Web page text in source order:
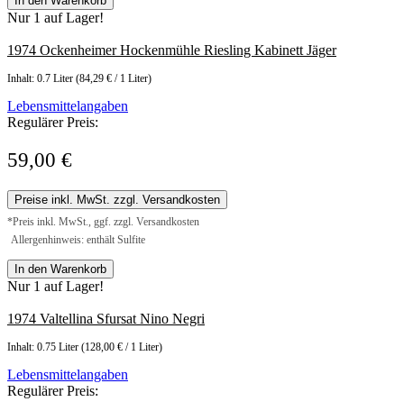
Nur 1 auf Lager!
1974 Ockenheimer Hockenmühle Riesling Kabinett Jäger
Inhalt: 0.7 Liter (84,29 € / 1 Liter)
Lebensmittelangaben
Regulärer Preis:
59,00 €
Preise inkl. MwSt. zzgl. Versandkosten
*Preis inkl. MwSt., ggf. zzgl. Versandkosten
Allergenhinweis: enthält Sulfite
In den Warenkorb
Nur 1 auf Lager!
1974 Valtellina Sfursat Nino Negri
Inhalt: 0.75 Liter (128,00 € / 1 Liter)
Lebensmittelangaben
Regulärer Preis: